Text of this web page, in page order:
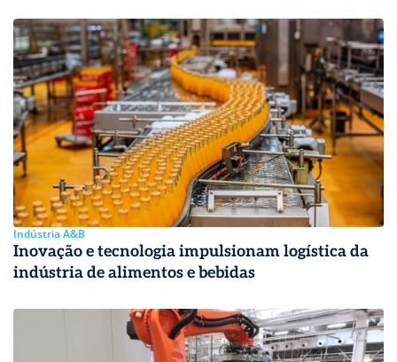
Indústria A&B
Inovação e tecnologia impulsionam logística da
indústria de alimentos e bebidas